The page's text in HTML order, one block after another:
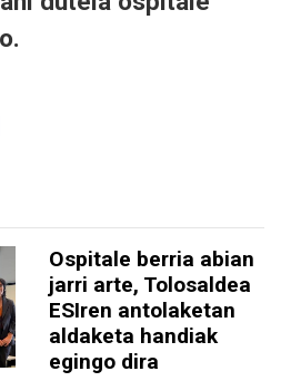
Ospitale berria abian
jarri arte, Tolosaldea
ESIren antolaketan
aldaketa handiak
egingo dira